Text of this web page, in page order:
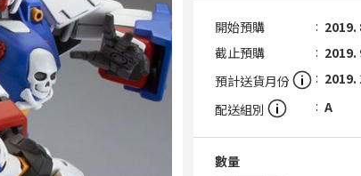
開始預購
2019.
截止預購
2019.
預計送貨月份
2019.
配送組別
A
數量